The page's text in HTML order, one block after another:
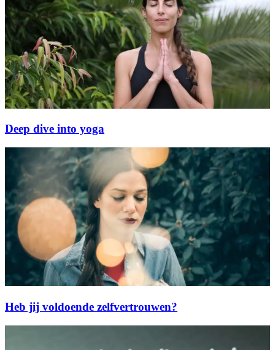
Deep dive into yoga
Heb jij voldoende zelfvertrouwen?